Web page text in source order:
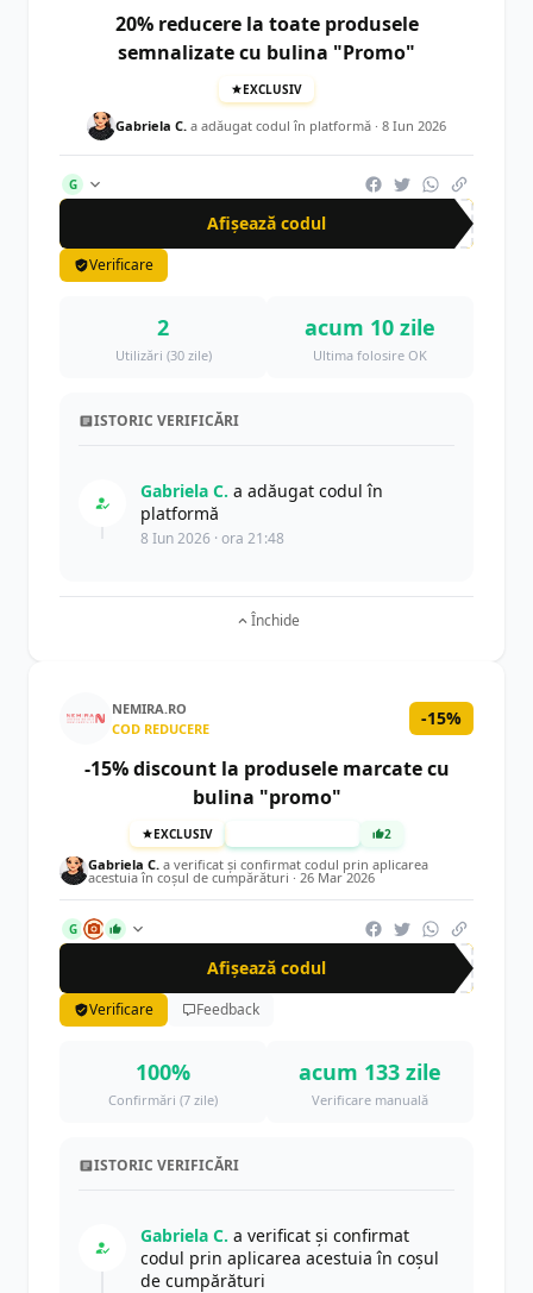
20% reducere la toate produsele
semnalizate cu bulina "Promo"
EXCLUSIV
Gabriela C. a adăugat codul în platformă · 8 Iun 2026
G
Afișează codul CR-
Verificare
2
Utilizări (30 zile)
acum 10 zile
Ultima folosire OK
ISTORIC VERIFICĂRI
Gabriela C. a adăugat codul în
platformă
8 Iun 2026 · ora 21:48
Închide
NEMIRA.RO
COD REDUCERE
-15%
-15% discount la produsele marcate cu
bulina "promo"
EXCLUSIV 2
Gabriela C. a verificat și confirmat codul prin aplicarea
acestuia în coșul de cumpărături · 26 Mar 2026
G
Afișează codul CR
Verificare Feedback
100%
Confirmări (7 zile)
acum 133 zile
Verificare manuală
ISTORIC VERIFICĂRI
Gabriela C. a verificat și confirmat
codul prin aplicarea acestuia în coșul
de cumpărături